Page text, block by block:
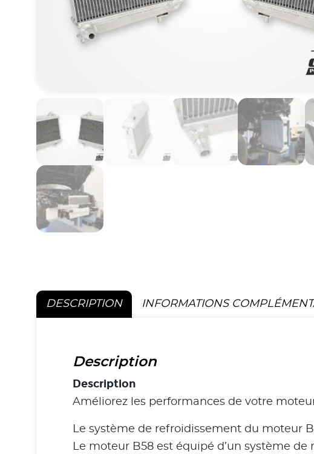
DESCRIPTION INFORMATIONS
Description
Description
Améliorez les performances de votre
Le système de refroidissement du moteur
Le moteur B58 est équipé d’un système